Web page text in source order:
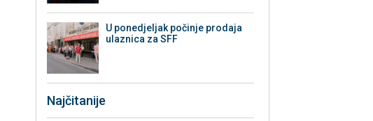
U ponedjeljak počinje prodaja
ulaznica za SFF
Najčitanije